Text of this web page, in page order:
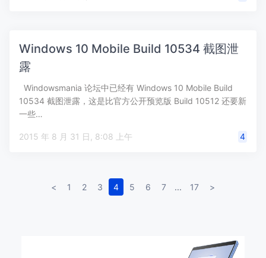
Windows 10 Mobile Build 10534 截图泄
露
Windowsmania 论坛中已经有 Windows 10 Mobile Build
10534 截图泄露，这是比官方公开预览版 Build 10512 还要新
一些…
2015 年 8 月 31 日, 8:08 上午 4
< 1 2 3 4 5 6 7 ... 17 >